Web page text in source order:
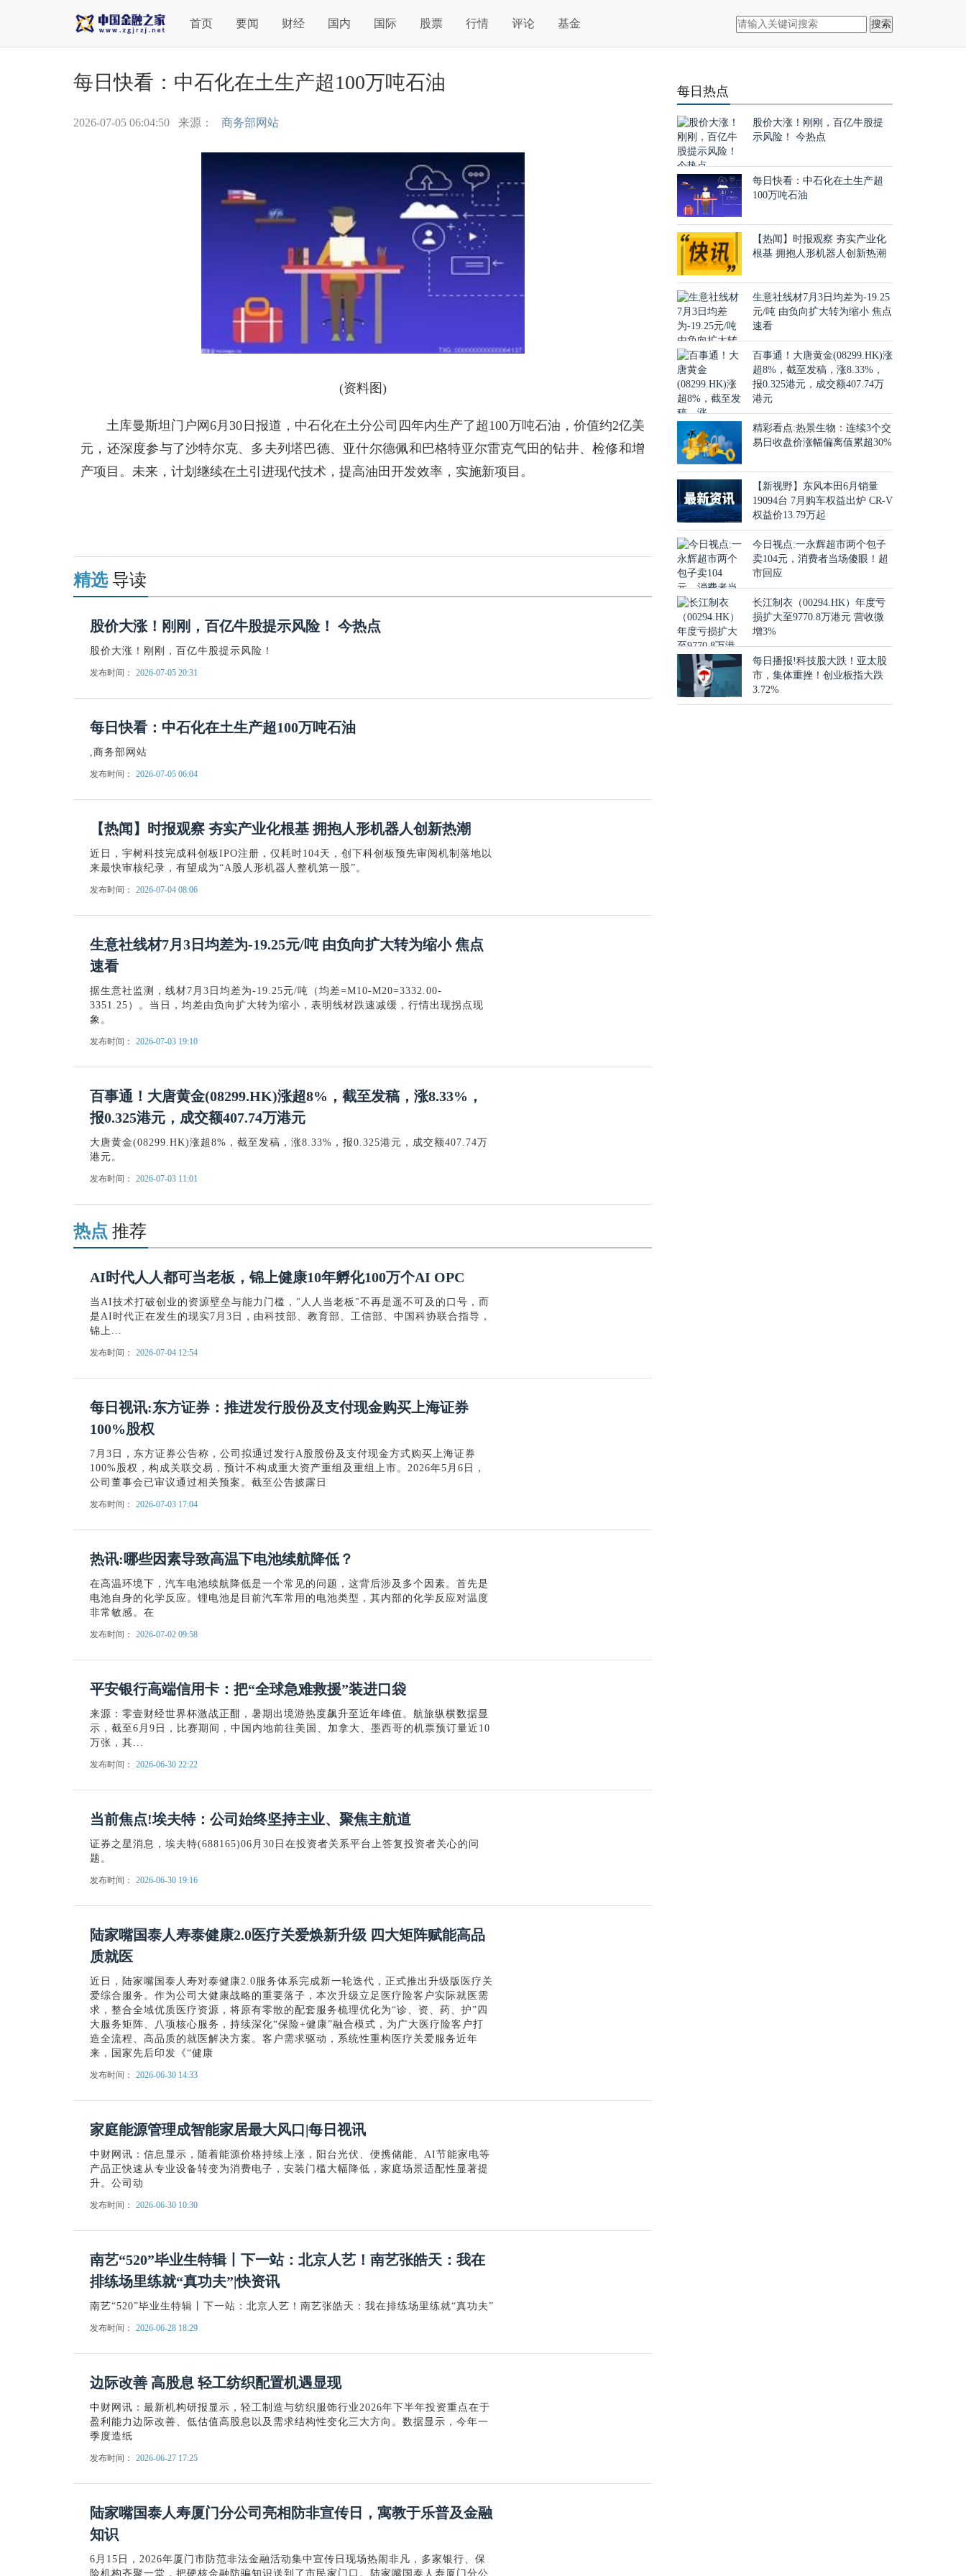
首页 要闻 财经 国内 国际 股票 行情 评论 基金 搜索
每日快看：中石化在土生产超100万吨石油
2026-07-05 06:04:50 来源： 商务部网站
(资料图)
土库曼斯坦门户网6月30日报道，中石化在土分公司四年内生产了超100万吨石油，价值约2亿美
元，还深度参与了沙特尔克、多夫列塔巴德、亚什尔德佩和巴格特亚尔雷克气田的钻井、检修和增
产项目。未来，计划继续在土引进现代技术，提高油田开发效率，实施新项目。
精选导读
股价大涨！刚刚，百亿牛股提示风险！ 今热点
股价大涨！刚刚，百亿牛股提示风险！
发布时间： 2026-07-05 20:31
每日快看：中石化在土生产超100万吨石油
,商务部网站
发布时间： 2026-07-05 06:04
【热闻】时报观察 夯实产业化根基 拥抱人形机器人创新热潮
近日，宇树科技完成科创板IPO注册，仅耗时104天，创下科创板预先审阅机制落地以
来最快审核纪录，有望成为“A股人形机器人整机第一股”。
发布时间： 2026-07-04 08:06
生意社线材7月3日均差为-19.25元/吨 由负向扩大转为缩小 焦点
速看
据生意社监测，线材7月3日均差为-19.25元/吨（均差=M10-M20=3332.00-
3351.25）。当日，均差由负向扩大转为缩小，表明线材跌速减缓，行情出现拐点现
象。
发布时间： 2026-07-03 19:10
百事通！大唐黄金(08299.HK)涨超8%，截至发稿，涨8.33%，
报0.325港元，成交额407.74万港元
大唐黄金(08299.HK)涨超8%，截至发稿，涨8.33%，报0.325港元，成交额407.74万
港元。
发布时间： 2026-07-03 11:01
热点 推荐
AI时代人人都可当老板，锦上健康10年孵化100万个AI OPC
当AI技术打破创业的资源壁垒与能力门槛，"人人当老板"不再是遥不可及的口号，而
是AI时代正在发生的现实7月3日，由科技部、教育部、工信部、中国科协联合指导，
锦上...
发布时间： 2026-07-04 12:54
每日视讯:东方证券：推进发行股份及支付现金购买上海证券
100%股权
7月3日，东方证券公告称，公司拟通过发行A股股份及支付现金方式购买上海证券
100%股权，构成关联交易，预计不构成重大资产重组及重组上市。2026年5月6日，
公司董事会已审议通过相关预案。截至公告披露日
发布时间： 2026-07-03 17:04
热讯:哪些因素导致高温下电池续航降低？
在高温环境下，汽车电池续航降低是一个常见的问题，这背后涉及多个因素。首先是
电池自身的化学反应。锂电池是目前汽车常用的电池类型，其内部的化学反应对温度
非常敏感。在
发布时间： 2026-07-02 09:58
平安银行高端信用卡：把“全球急难救援”装进口袋
来源：零壹财经世界杯激战正酣，暑期出境游热度飙升至近年峰值。航旅纵横数据显
示，截至6月9日，比赛期间，中国内地前往美国、加拿大、墨西哥的机票预订量近10
万张，其...
发布时间： 2026-06-30 22:22
当前焦点!埃夫特：公司始终坚持主业、聚焦主航道
证券之星消息，埃夫特(688165)06月30日在投资者关系平台上答复投资者关心的问
题。
发布时间： 2026-06-30 19:16
陆家嘴国泰人寿泰健康2.0医疗关爱焕新升级 四大矩阵赋能高品
质就医
近日，陆家嘴国泰人寿对泰健康2.0服务体系完成新一轮迭代，正式推出升级版医疗关
爱综合服务。作为公司大健康战略的重要落子，本次升级立足医疗险客户实际就医需
求，整合全域优质医疗资源，将原有零散的配套服务梳理优化为“诊、资、药、护”四
大服务矩阵、八项核心服务，持续深化“保险+健康”融合模式，为广大医疗险客户打
造全流程、高品质的就医解决方案。客户需求驱动，系统性重构医疗关爱服务近年
来，国家先后印发《“健康
发布时间： 2026-06-30 14:33
家庭能源管理成智能家居最大风口|每日视讯
中财网讯：信息显示，随着能源价格持续上涨，阳台光伏、便携储能、AI节能家电等
产品正快速从专业设备转变为消费电子，安装门槛大幅降低，家庭场景适配性显著提
升。公司动
发布时间： 2026-06-30 10:30
南艺“520”毕业生特辑丨下一站：北京人艺！南艺张皓天：我在
排练场里练就“真功夫”|快资讯
南艺“520”毕业生特辑丨下一站：北京人艺！南艺张皓天：我在排练场里练就“真功夫”
发布时间： 2026-06-28 18:29
边际改善 高股息 轻工纺织配置机遇显现
中财网讯：最新机构研报显示，轻工制造与纺织服饰行业2026年下半年投资重点在于
盈利能力边际改善、低估值高股息以及需求结构性变化三大方向。数据显示，今年一
季度造纸
发布时间： 2026-06-27 17:25
陆家嘴国泰人寿厦门分公司亮相防非宣传日，寓教于乐普及金融
知识
6月15日，2026年厦门市防范非法金融活动集中宣传日现场热闹非凡，多家银行、保
险机构齐聚一堂，把硬核金融防骗知识送到了市民家门口。陆家嘴国泰人寿厦门分公
每日热点
股价大涨！刚刚，百亿牛股提
示风险！ 今热点
每日快看：中石化在土生产超
100万吨石油
【热闻】时报观察 夯实产业化
根基 拥抱人形机器人创新热潮
生意社线材7月3日均差为-19.25
元/吨 由负向扩大转为缩小 焦点
速看
百事通！大唐黄金(08299.HK)涨
超8%，截至发稿，涨8.33%，
报0.325港元，成交额407.74万
港元
精彩看点:热景生物：连续3个交
易日收盘价涨幅偏离值累超30%
【新视野】东风本田6月销量
19094台 7月购车权益出炉 CR-V
权益价13.79万起
今日视点:一永辉超市两个包子
卖104元，消费者当场傻眼！超
市回应
长江制衣（00294.HK）年度亏
损扩大至9770.8万港元 营收微
增3%
每日播报!科技股大跌！亚太股
市，集体重挫！创业板指大跌
3.72%